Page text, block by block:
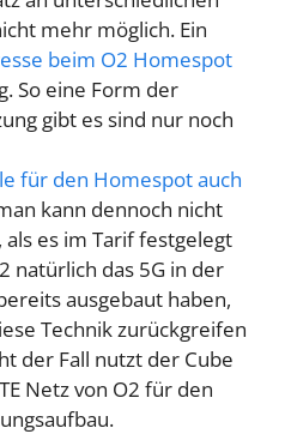
mehr möglich. Ein
beim O2 Homespot
So eine Form der
gibt es sind nur noch
für den Homespot auch
kann dennoch nicht
es im Tarif festgelegt
natürlich das 5G in der
ausgebaut haben,
Technik zurückgreifen
der Fall nutzt der Cube
Netz von O2 für den